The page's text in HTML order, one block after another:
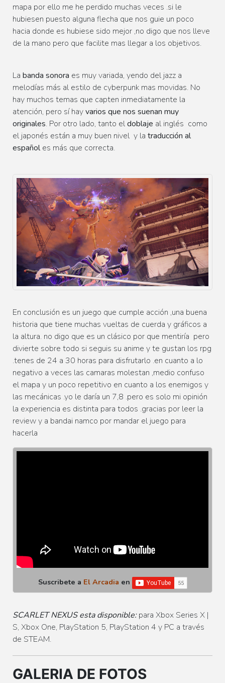
mapa por ello me he perdido muchas veces .si le
hubiesen puesto alguna flecha que nos guie un poco
hacia donde es hubiese sido mejor ,no digo que nos lleve
de la mano pero que facilite mas llegar a los objetivos.
La banda sonora es muy variada, yendo del jazz a
melodías más al estilo de cyberpunk mas movidas. No
hay muchos temas que capten inmediatamente la
atención, pero sí hayvarios que nos suenan muy
originales. Por otro lado, tanto eldoblaje al inglés como
el japonés están a muy buen nivel y la traducción al
españoles más que correcta.
En conclusión es un juego que cumple acción ,una buena
historia que tiene muchas vueltas de cuerda y gráficos a
la altura. no digo que es un clásico por que mentiría pero
divierte sobre todo si seguis su anime y te gustan los rpg
.tenes de 24 a 30 horas para disfrutarlo .en cuanto a lo
negativo a veces las camaras molestan ,medio confuso
el mapa y un poco repetitivo en cuanto a los enemigos y
las mecánicas .yo le daría un 7,8 .pero es solo mi opinión
la experiencia es distinta para todos .gracias por leer la
review y a bandai namco por mandar el juego para
hacerla
Suscribete a El Arcadia en
SCARLET NEXUS esta disponible:para Xbox Series X |
S, Xbox One, PlayStation 5, PlayStation 4 y PC a través
de STEAM.
GALERIA DE FOTOS